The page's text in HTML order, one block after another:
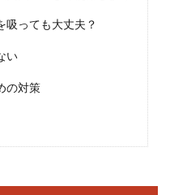
気をシャットアウト！ダ
を閉めていても、室内は冷気で
す。その原因の多くが窓になり
吸っても大丈夫？
い
の対策